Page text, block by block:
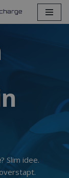
? Slim idee.